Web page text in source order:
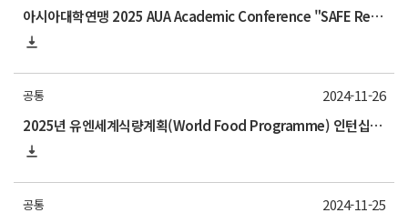
아시아대학연맹 2025 AUA Academic Conference "SAFE Reproductive Health" 참가 안내
공통
2025년 유엔세계식량계획(World Food Programme) 인턴십 프로그램 참가자 모집 안내
2024-11-26
공통 2024-11-25